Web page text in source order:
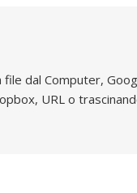
file dal Computer,
URL o